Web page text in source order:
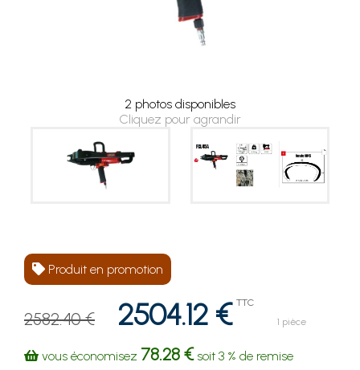
2 photos disponibles
Cliquez pour agrandir
Produit en promotion
2582.40 € 2504.12 € TTC
1 pièce
vous économisez 78.28 €soit 3 % de remise